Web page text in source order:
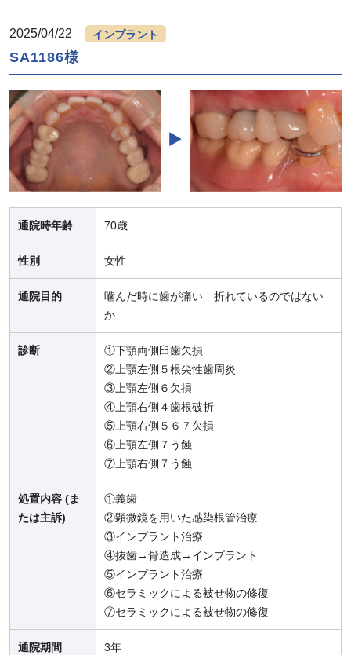
2025/04/22 インプラント
SA1186様
通院時年齢 70歳
性別 女性
通院目的
噛んだ時に歯が痛い 折れているのではない
か
診断
①下顎両側臼歯欠損
②上顎左側５根尖性歯周炎
③上顎左側６欠損
④上顎右側４歯根破折
⑤上顎右側５６７欠損
⑥上顎左側７う蝕
⑦上顎右側７う蝕
処置内容 (ま
たは主訴)
①義歯
②顕微鏡を用いた感染根管治療
③インプラント治療
④抜歯→骨造成→インプラント
⑤インプラント治療
⑥セラミックによる被せ物の修復
⑦セラミックによる被せ物の修復
通院期間 3年